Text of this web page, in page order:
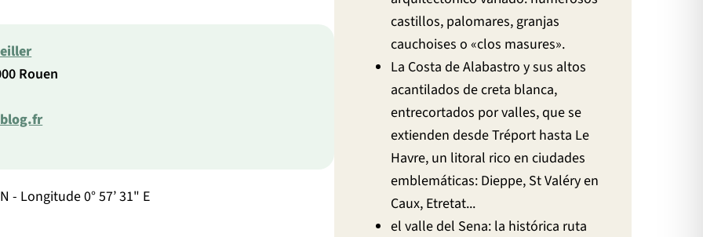
Rouen
- Longitude 0° 57’ 31" E
castillos, palomares, granjas
cauchoises o «clos masures».
La Costa de Alabastro y sus altos
acantilados de creta blanca,
entrecortados por valles, que se
extienden desde Tréport hasta Le
Havre, un litoral rico en ciudades
emblemáticas: Dieppe, St Valéry en
Caux, Etretat...
el valle del Sena: la histórica ruta